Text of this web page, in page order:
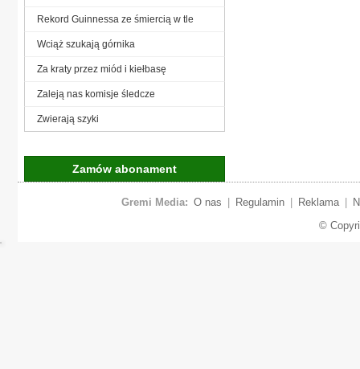
Rekord Guinnessa ze śmiercią w tle
Wciąż szukają górnika
Za kraty przez miód i kiełbasę
Zaleją nas komisje śledcze
Zwierają szyki
Zamów abonament
Gremi Media: O nas Regulamin Reklama
©